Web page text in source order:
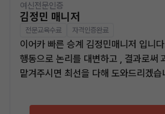
여신전문인증
김정민 매니저
전문교육수료 자격인증완료
이어카 빠른 승계 김정민매니저 입니
행동으로 논리를 대변하고 , 결과로써
맡겨주시면 최선을 다해 도와드리겠습